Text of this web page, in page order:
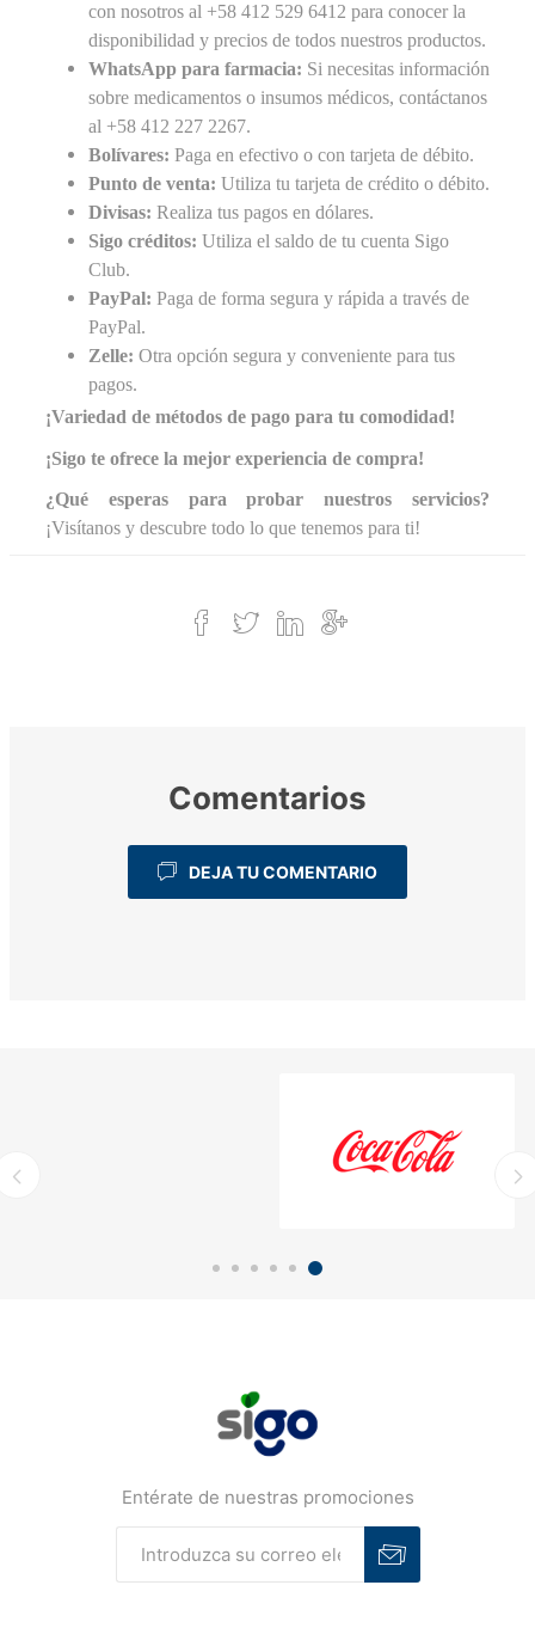
con nosotros al +58 412 529 6412 para conocer la
disponibilidad y precios de todos nuestros productos.
WhatsApp para farmacia: Si necesitas información
sobre medicamentos o insumos médicos, contáctanos
al +58 412 227 2267.
Bolívares: Paga en efectivo o con tarjeta de débito.
Punto de venta: Utiliza tu tarjeta de crédito o débito.
Divisas: Realiza tus pagos en dólares.
Sigo créditos: Utiliza el saldo de tu cuenta Sigo
Club.
PayPal: Paga de forma segura y rápida a través de
PayPal.
Zelle: Otra opción segura y conveniente para tus
pagos.
¡Variedad de métodos de pago para tu comodidad!
¡Sigo te ofrece la mejor experiencia de compra!
¿Qué esperas para probar nuestros servicios?
¡Visítanos y descubre todo lo que tenemos para ti!
Comentarios
DEJA TU COMENTARIO
Entérate de nuestras promociones